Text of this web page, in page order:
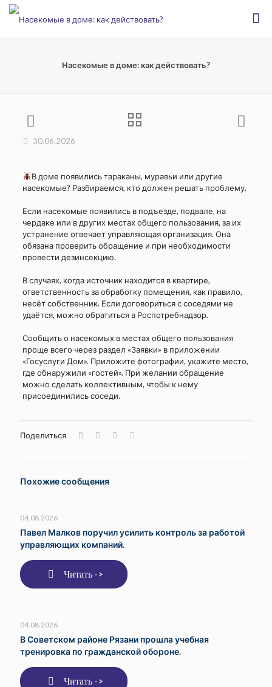
Насекомые в доме: как действовать?
30.06.2026
В доме появились тараканы, муравьи или другие
насекомые? Разбираемся, кто должен решать проблему.
Если насекомые появились в подъезде, подвале, на
чердаке или в других местах общего пользования, за их
устранение отвечает управляющая организация. Она
обязана проверить обращение и при необходимости
провести дезинсекцию.
В случаях, когда источник находится в квартире,
ответственность за обработку помещения, как правило,
несёт собственник. Если договориться с соседями не
удаётся, можно обратиться в Роспотребнадзор.
Сообщить о насекомых в местах общего пользования
проще всего через раздел «Заявки» в приложении
«Госуслуги Дом». Приложите фотографии, укажите место,
где обнаружили «гостей». При желании обращение
можно сделать коллективным, чтобы к нему
присоединились соседи.
Поделиться
Похожие сообщения
04.08.2026
Павел Малков поручил усилить контроль за работой
управляющих компаний.
Читать ->
04.08.2026
В Советском районе Рязани прошла учебная
тренировка по гражданской обороне.
Читать ->